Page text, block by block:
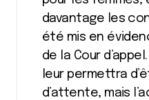
davantage les
été mis en
de la Cour
leur permettra
d’attente, mais